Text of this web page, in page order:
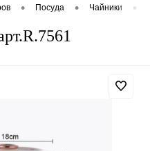
• Посуда • Чайники •